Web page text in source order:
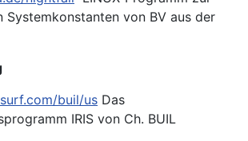
Systemkonstanten von BV aus der
buil/us Das
IRIS von Ch. BUIL